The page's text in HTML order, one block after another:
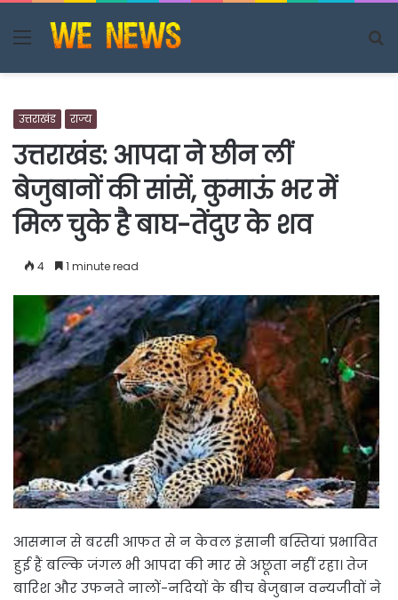
Menu
उत्तराखंड राज्य
उत्तराखंड: आपदा ने छीन लीं
बेजुबानों की सांसें, कुमाऊं भर में
मिल चुके है बाघ-तेंदुए के शव
4 1 minute read
आसमान से बरसी आफत से न केवल इंसानी बस्तियां प्रभावित
हुई हैं बल्कि जंगल भी आपदा की मार से अछूता नहीं रहा। तेज
बारिश और उफनते नालों-नदियों के बीच बेजुबान वन्यजीवों ने